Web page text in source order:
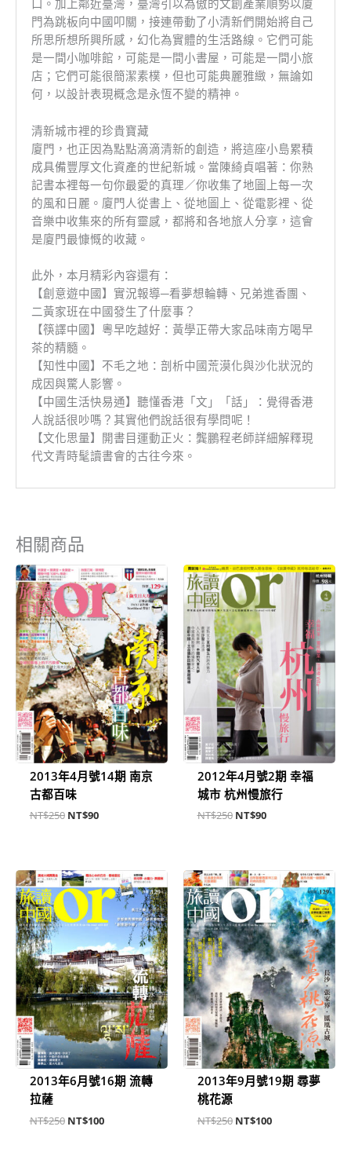
口。加上鄰近臺灣，臺灣引以為傲的文創產業順勢以廈
門為跳板向中國叩關，接連帶動了小清新們開始將自己
所思所想所興所感，幻化為實體的生活路線。它們可能
是一間小咖啡館，可能是一間小書屋，可能是一間小旅
店；它們可能很簡潔素樸，但也可能典麗雅緻，無論如
何，以設計表現概念是永恆不變的精神。
清新城市裡的珍貴寶藏
廈門，也正因為點點滴滴清新的創造，將這座小島累積
成具備豐厚文化資產的世紀新城。當陳綺貞唱著：你熟
記書本裡每一句你最愛的真理／你收集了地圖上每一次
的風和日麗。廈門人從書上、從地圖上、從電影裡、從
音樂中收集來的所有靈感，都將和各地旅人分享，這會
是廈門最慷慨的收藏。
此外，本月精彩內容還有：
【創意遊中國】實況報導─看夢想輪轉、兄弟進香團、
二黃家班在中國發生了什麼事？
【筷譯中國】粵早吃越好：黃學正帶大家品味南方喝早
茶的精髓。
【知性中國】不毛之地：剖析中國荒漠化與沙化狀況的
成因與驚人影響。
【中國生活快易通】聽懂香港「文」「話」：覺得香港
人說話很吵嗎？其實他們說話很有學問呢！
【文化思量】開書目運動正火：龔鵬程老師詳細解釋現
代文青時髦讀書會的古往今來。
相關商品
2013年4月號14期 南京
古都百味
NT$250
原
始
價
格：
NT$250。
NT$90
目
前
價
格：
NT$90。
2012年4月號2期 幸福
城市 杭州慢旅行
NT$250
原
始
價
格：
NT$250。
NT$90
目
前
格：
NT$90。
2013年6月號16期 流轉
拉薩
NT$250
原
始
價
格：
NT$250。
NT$100
目
前
價
格：
NT$100。
2013年9月號19期 尋夢
桃花源
NT$250
原
始
價
格：
NT$250。
NT$100
目
前
價
格：
NT$100。